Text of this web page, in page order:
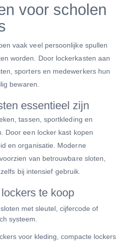
voor scholen
vaak veel persoonlijke spullen
worden. Door lockerkasten aan
sporters en medewerkers hun
bewaren.
essentieel zijn
tassen, sportkleding en
Door een locker kast kopen
en organisatie. Moderne
van betrouwbare sloten,
bij intensief gebruik.
te koop
met sleutel, cijfercode of
systeem.
voor kleding, compacte lockers